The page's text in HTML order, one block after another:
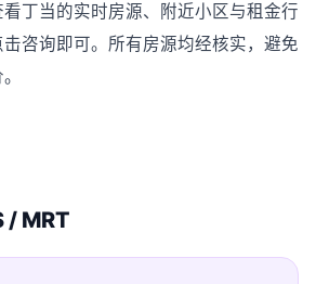
丁当的实时房源、附近小区与租金行
咨询即可。所有房源均经核实，避免
/ MRT